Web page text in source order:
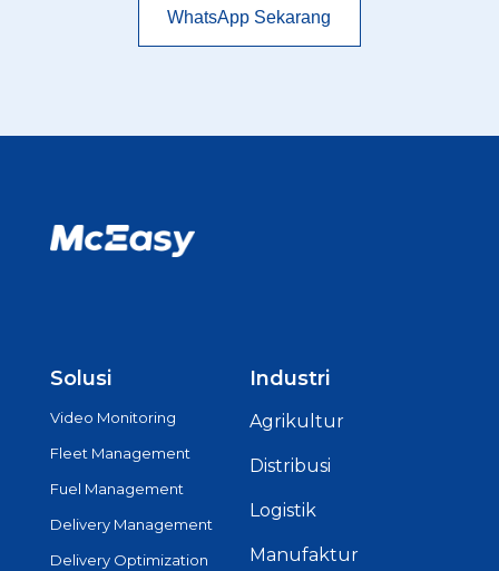
WhatsApp Sekarang
Solusi
Video Monitoring
Fleet Management
Fuel Management
Delivery Management
Delivery Optimization
Industri
Agrikultur
Distribusi
Logistik
Manufaktur